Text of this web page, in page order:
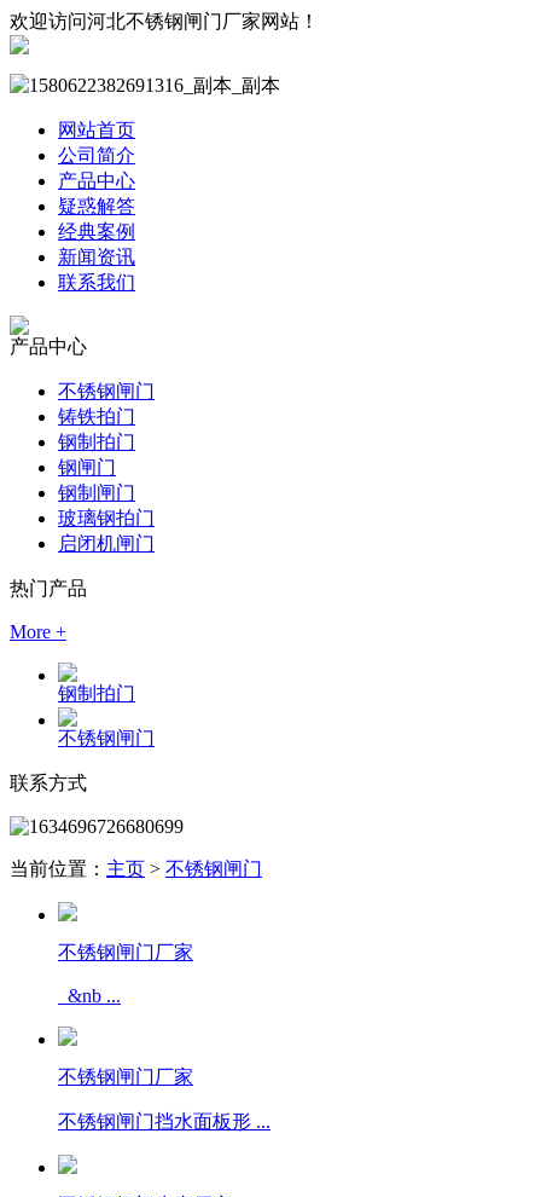
欢迎访问河北不锈钢闸门厂家网站！
网站首页
公司简介
产品中心
疑惑解答
经典案例
新闻资讯
联系我们
产品中心
不锈钢闸门
铸铁拍门
钢制拍门
钢闸门
钢制闸门
玻璃钢拍门
启闭机闸门
热门产品
More +
钢制拍门
不锈钢闸门
联系方式
当前位置： 主页 > 不锈钢闸门
不锈钢闸门厂家
&nb ...
不锈钢闸门厂家
不锈钢闸门挡水面板形 ...